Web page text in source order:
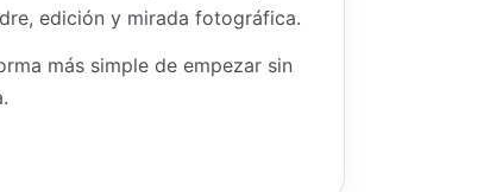
edición y mirada fotográfica.
más simple de empezar sin